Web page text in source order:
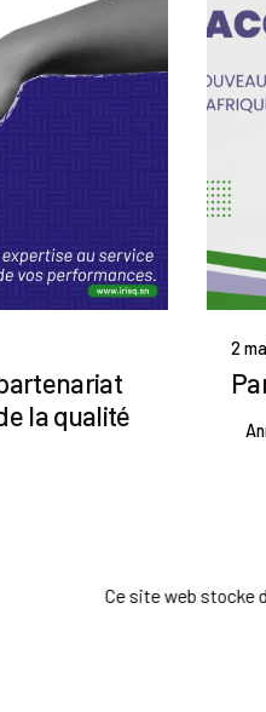
la qualité
2
Ce site web stocke